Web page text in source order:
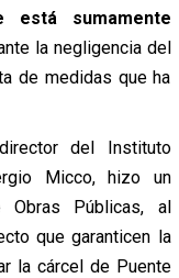
está sumamente
la negligencia del
de medidas que ha
del Instituto
Micco, hizo un
Públicas, al
que garanticen la
la cárcel de Puente